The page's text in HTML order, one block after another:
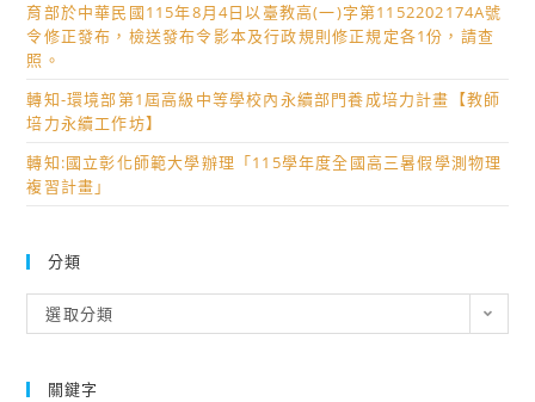
育部於中華民國115年8月4日以臺教高(一)字第1152202174A號
令修正發布，檢送發布令影本及行政規則修正規定各1份，請查
照。
轉知-環境部第1屆高級中等學校內永續部門養成培力計畫【教師
培力永續工作坊】
轉知:國立彰化師範大學辦理「115學年度全國高三暑假學測物理
複習計畫」
分類
類
選取分類
關鍵字